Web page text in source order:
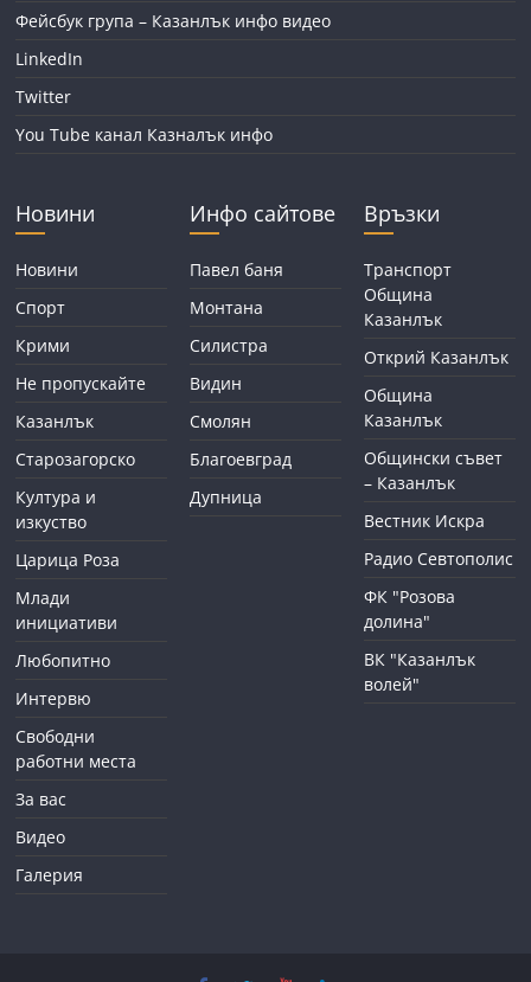
Фейсбук група – Казанлък инфо видео
LinkedIn
Twitter
You Tube канал Казналък инфо
Новини
Новини
Спорт
Крими
Не пропускайте
Казанлък
Старозагорско
Култура и
изкуство
Царица Роза
Млади
инициативи
Любопитно
Интервю
Свободни
работни места
За вас
Видео
Галерия
Инфо сайтове
Павел баня
Монтана
Силистра
Видин
Смолян
Благоевград
Дупница
Връзки
Транспорт
Община
Казанлък
Открий Казанлък
Община
Казанлък
Общински съвет
– Казанлък
Вестник Искра
Радио Севтополис
ФК "Розова
долина"
ВК "Казанлък
волей"